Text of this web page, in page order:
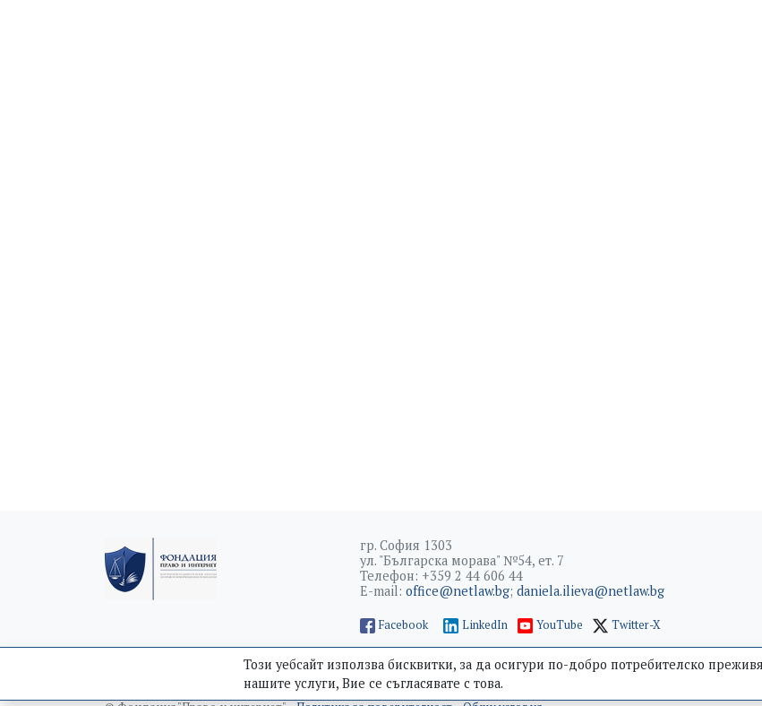
гр. София 1303
ул. "Българска морава" №54, ет. 7
Телефон: +359 2 44 606 44
E-mail: office@netlaw.bg; daniela.ilieva@netlaw.bg
Facebook LinkedIn YouTube Twitter-X
ПАРТНЬОРСТВА НОВИНИ СЪБИТИЯ БЛОГ Е-МАГАЗИН
Този уебсайт използва бисквитки, за да осигури по-добро потребителско
нашите услуги, Вие се съгласявате с това.